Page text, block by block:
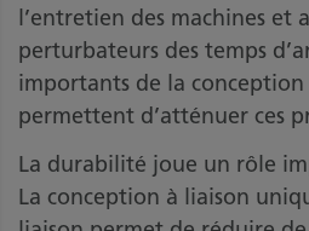
l’entretien des machines et
perturbateurs des temps
importants de la conception
permettent d’atténuer ces
La durabilité joue un rôle
La conception à liaison